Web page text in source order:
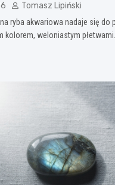
Tomasz Lipiński
ryba akwariowa nadaje się do
kolorem, weloniastym